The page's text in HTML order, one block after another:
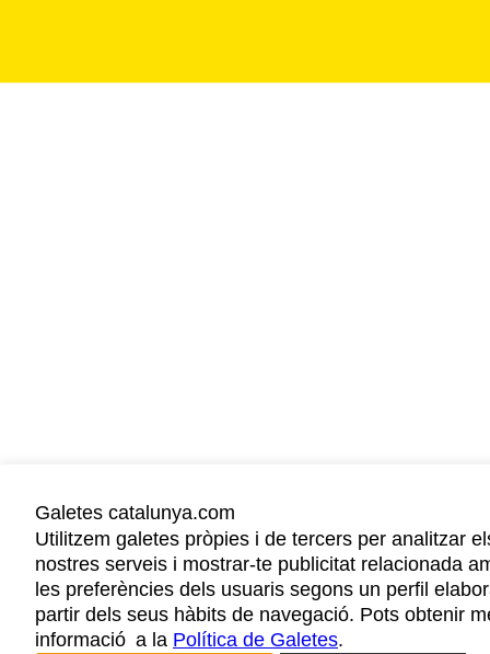
Galetes catalunya.com
Utilitzem galetes pròpies i de tercers per analitzar
nostres serveis i mostrar-te publicitat relacionada
les preferències dels usuaris segons un perfil
partir dels seus hàbits de navegació. Pots obtenir
informació a la Política de Galetes.